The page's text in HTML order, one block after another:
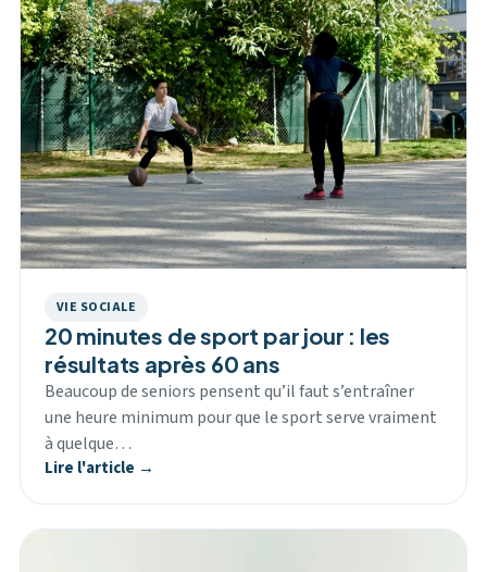
VIE SOCIALE
20 minutes de sport par jour : les
résultats après 60 ans
Beaucoup de seniors pensent qu’il faut s’entraîner
une heure minimum pour que le sport serve vraiment
à quelque…
Lire l'article →